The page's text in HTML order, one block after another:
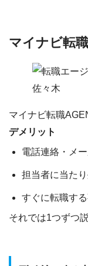
マイナビ転
佐々木
マイナビ転職
デメリット
電話連絡・メ
担当者に当た
すぐに転職す
それでは1つずつ